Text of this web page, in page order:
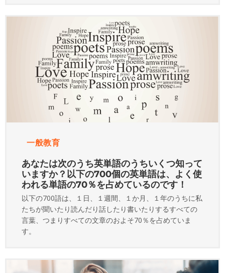
一般教育
あなたは次のうち英単語のうちいくつ知って
いますか？以下の700個の英単語は、よく使
われる単語の70％を占めているのです！
以下の700語は、１日、１週間、１か月、１年のうちに私
たちが聞いたり読んだり話したり書いたりするすべての
言葉、つまりすべての文章のおよそ70％を占めていま
す。